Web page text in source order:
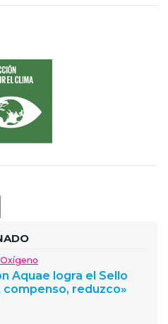
Aquae logra el Sello
compenso, reduzco»